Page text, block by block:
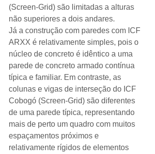
(Screen-Grid) são limitadas a alturas
não superiores a dois andares.
Já a construção com paredes com ICF
ARXX é relativamente simples, pois o
núcleo de concreto é idêntico a uma
parede de concreto armado contínua
típica e familiar. Em contraste, as
colunas e vigas de interseção do ICF
Cobogó (Screen-Grid) são diferentes
de uma parede típica, representando
mais de perto um quadro com muitos
espaçamentos próximos e
relativamente rígidos de elementos